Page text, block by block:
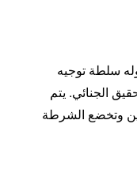
سلطة توجيه
الجنائي. يتم
وتخضع الشرطة